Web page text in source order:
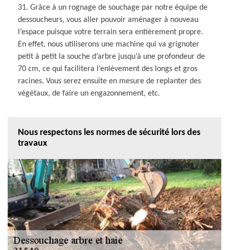
31. Grâce à un rognage de souchage par notre équipe de
dessoucheurs, vous aller pouvoir aménager à nouveau
l’espace puisque votre terrain sera entièrement propre.
En effet, nous utiliserons une machine qui va grignoter
petit à petit la souche d’arbre jusqu’à une profondeur de
70 cm, ce qui facilitera l’enlèvement des longs et gros
racines. Vous serez ensuite en mesure de replanter des
végétaux, de faire un engazonnement, etc.
Nous respectons les normes de sécurité lors des
travaux